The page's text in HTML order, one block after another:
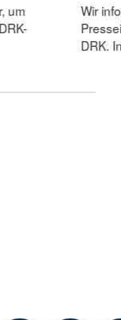
um
Wir
DRK.